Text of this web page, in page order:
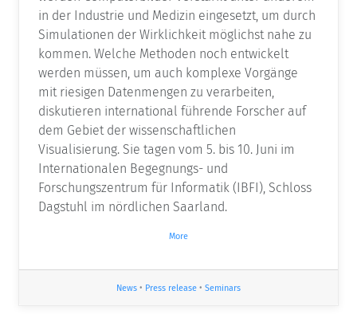
in der Industrie und Medizin eingesetzt, um durch
Simulationen der Wirklichkeit möglichst nahe zu
kommen. Welche Methoden noch entwickelt
werden müssen, um auch komplexe Vorgänge
mit riesigen Datenmengen zu verarbeiten,
diskutieren international führende Forscher auf
dem Gebiet der wissenschaftlichen
Visualisierung. Sie tagen vom 5. bis 10. Juni im
Internationalen Begegnungs- und
Forschungszentrum für Informatik (IBFI), Schloss
Dagstuhl im nördlichen Saarland.
More
News • Press release • Seminars